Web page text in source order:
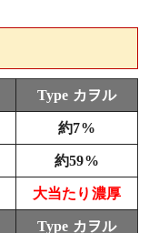
Type カヲル
約7%
約59%
大当たり濃厚
Type カヲル